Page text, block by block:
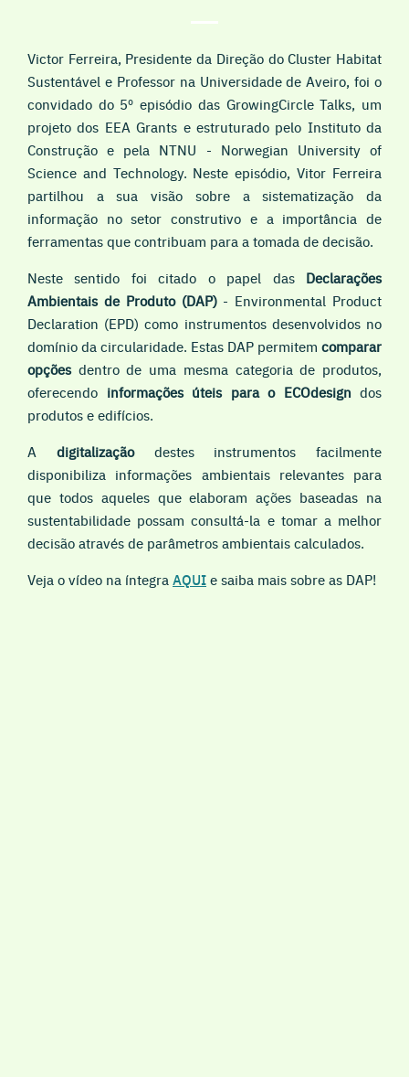
Victor Ferreira, Presidente da Direção do Cluster Habitat
Sustentável e Professor na Universidade de Aveiro, foi o
convidado do 5º episódio das GrowingCircle Talks, um
projeto dos EEA Grants e estruturado pelo Instituto da
Construção e pela NTNU - Norwegian University of
Science and Technology. Neste episódio, Vitor Ferreira
partilhou a sua visão sobre a sistematização da
informação no setor construtivo e a importância de
ferramentas que contribuam para a tomada de decisão.
Neste sentido foi citado o papel das Declarações
Ambientais de Produto (DAP)- Environmental Product
Declaration (EPD) como instrumentos desenvolvidos no
domínio da circularidade. Estas DAP permitem comparar
opçõesdentro de uma mesma categoria de produtos,
oferecendo informações úteis para o ECOdesign dos
produtos e edifícios.
A digitalizaçãodestes instrumentos facilmente
disponibiliza informações ambientais relevantes para
que todos aqueles que elaboram ações baseadas na
sustentabilidade possam consultá-la e tomar a melhor
decisão através de parâmetros ambientais calculados.
Veja o vídeo na íntegra AQUIe saiba mais sobre as DAP!